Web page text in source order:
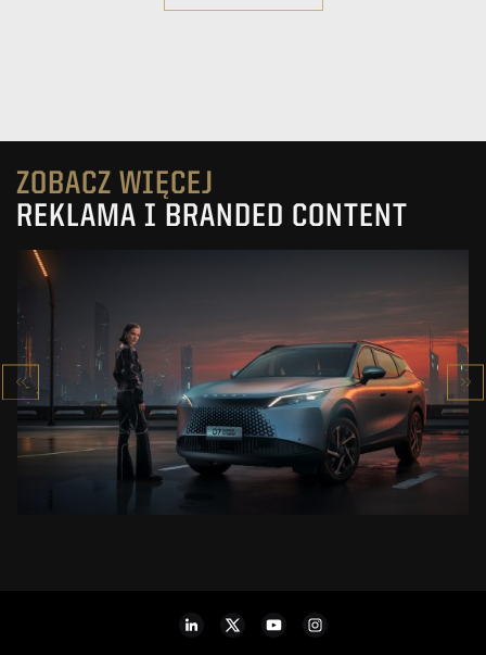
ZOBACZ WIĘCEJ
REKLAMA I BRANDED CONTENT
OMODA 7
SUPER HYBRID
ZOBACZ PROJEKT